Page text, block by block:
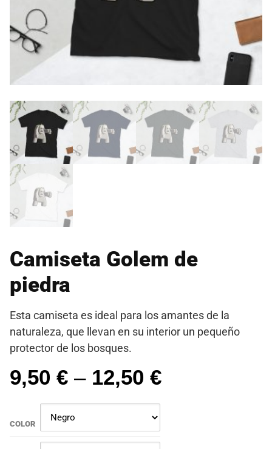
Camiseta Golem de
piedra
Esta camiseta es ideal para los amantes de la
naturaleza, que llevan en su interior un pequeño
protector de los bosques.
9,50 € – 12,50 €
COLOR